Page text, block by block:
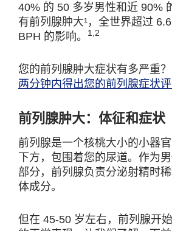
40% 的 50 多岁男性和近 90%
有前列腺肿大¹，全世界超过
BPH 的影响。
1,2
您的前列腺肿大症状有多严重？
两分钟内得出您的前列腺症状
前列腺肿大：体征和症状
前列腺是一个核桃大小的小器
下方，包围着您的尿道。作为
部分，前列腺负责分泌射精时
体成分。
但在 45-50 岁左右，前列腺开